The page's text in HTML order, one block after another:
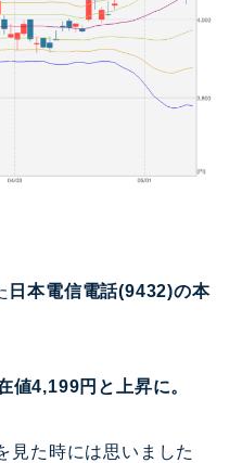
日本電信電話(9432)の本
値4,199円と上昇に。
見た時には思いました